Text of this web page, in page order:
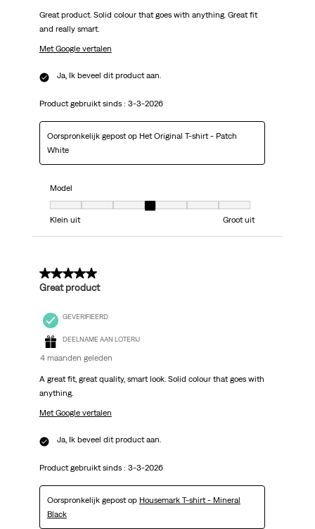
Great product. Solid colour that goes with anything. Great fit
and really smart.
Met Google vertalen
Ja, Ik beveel dit product aan.
Product gebruikt sinds : 3-3-2026
Oorspronkelijk gepost op Het Original T-shirt - Patch
White
Model
Model, 4 van 7, waarbij 1 gelijk is aan Klein uit en 7 gelijk is aan Groot uit
Klein uit
Groot uit
5 van 5 sterren.
Great product
GEVERIFIEERD
DEELNAME AAN LOTERIJ
4 maanden geleden
A great fit, great quality, smart look. Solid colour that goes with
anything.
Met Google vertalen
Ja, Ik beveel dit product aan.
Product gebruikt sinds : 3-3-2026
Oorspronkelijk gepost op Housemark T-shirt - Mineral
Black